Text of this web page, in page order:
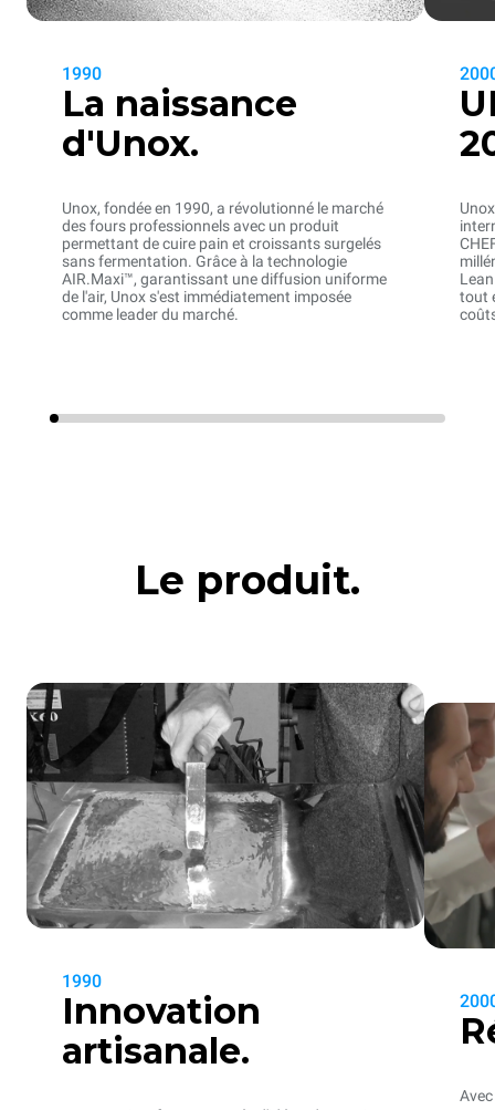
1990
La naissance
d'Unox.
Unox, fondée en 1990, a révolutionné le marché
des fours professionnels avec un produit
permettant de cuire pain et croissants surgelés
sans fermentation. Grâce à la technologie
AIR.Maxi™, garantissant une diffusion uniforme
de l'air, Unox s'est immédiatement imposée
comme leader du marché.
tout
Le produit.
1990
Innovation
artisanale.